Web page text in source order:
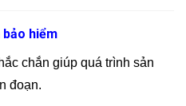
hiểm
chắn giúp quá trình sản
đoạn.